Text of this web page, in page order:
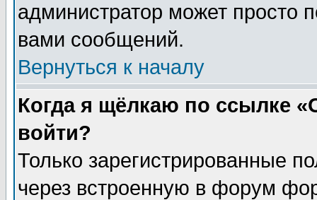
администратор может просто
вами сообщений.
Вернуться к началу
Когда я щёлкаю по ссылке
войти?
Только зарегистрированные
через встроенную в форум